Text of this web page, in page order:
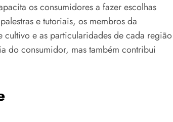
os consumidores a fazer escolhas
e tutoriais, os membros da
e as particularidades de cada região
do consumidor, mas também contribui